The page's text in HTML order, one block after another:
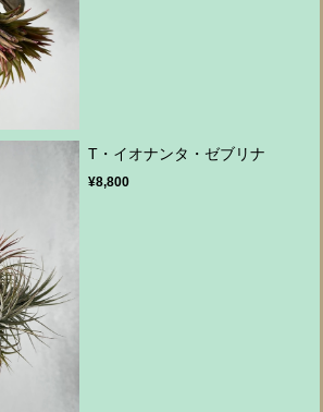
T・イオナンタ・ゼブリナ
¥8,800